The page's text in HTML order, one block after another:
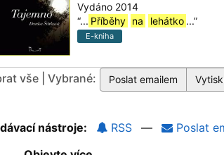
Vydáno 2014
“... Příběhy na lehátko ...”
E-kniha
vše | Vybrané:
nástroje: RSS — Poslat